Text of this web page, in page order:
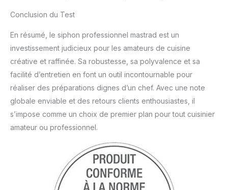
Conclusion du Test
En résumé, le siphon professionnel mastrad est un
investissement judicieux pour les amateurs de cuisine
créative et raffinée. Sa robustesse, sa polyvalence et sa
facilité d’entretien en font un outil incontournable pour
réaliser des préparations dignes d’un chef. Avec une note
globale enviable et des retours clients enthousiastes, il
s’impose comme un choix de premier plan pour tout cuisinier
amateur ou professionnel.